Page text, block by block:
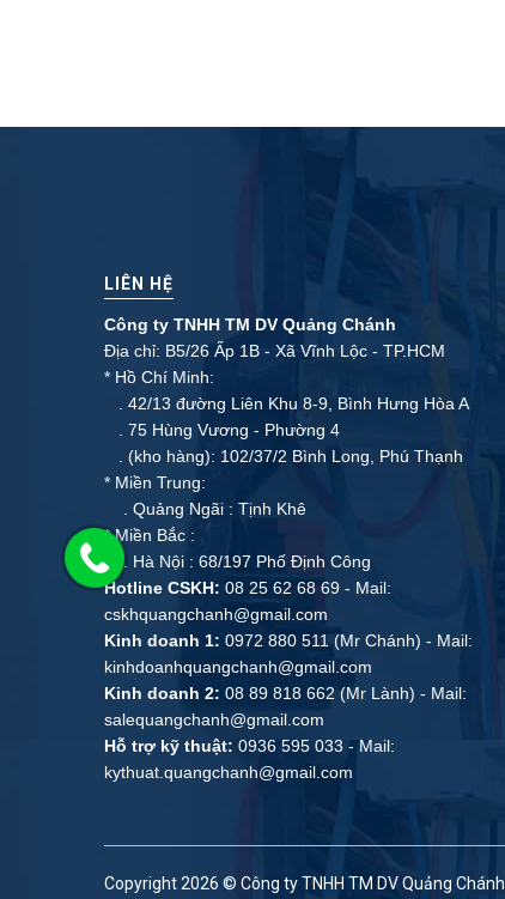
LIÊN HỆ
Công ty TNHH TM DV Quảng Chánh
Địa chỉ: B5/26 Ấp 1B - Xã Vĩnh Lộc - TP.HCM
* Hồ Chí Minh:
. 42/13 đường Liên Khu 8-9, Bình Hưng Hòa A
. 75 Hùng Vương - Phường 4
. (kho hàng): 102/37/2 Bình Long, Phú Thạnh
* Miền Trung:
. Quảng Ngãi : Tịnh Khê
* Miền Bắc :
. Hà Nội : 68/197 Phố Định Công
Hotline CSKH: 08 25 62 68 69 - Mail:
cskhquangchanh@gmail.com
Kinh doanh 1: 0972 880 511 (Mr Chánh) - Mail:
kinhdoanhquangchanh@gmail.com
Kinh doanh 2: 08 89 818 662 (Mr Lành) - Mail:
salequangchanh@gmail.com
Hỗ trợ kỹ thuật: 0936 595 033 - Mail:
kythuat.quangchanh@gmail.com
Copyright 2026 © Công ty TNHH TM DV Quảng Chánh